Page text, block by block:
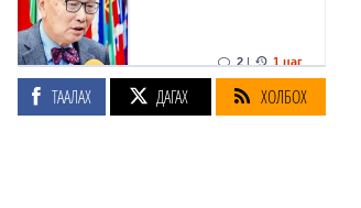
2 | 1 цаг
Хулгай 2.3 хувь,
ТААЛАХ ДАГАХ ХОЛБОХ